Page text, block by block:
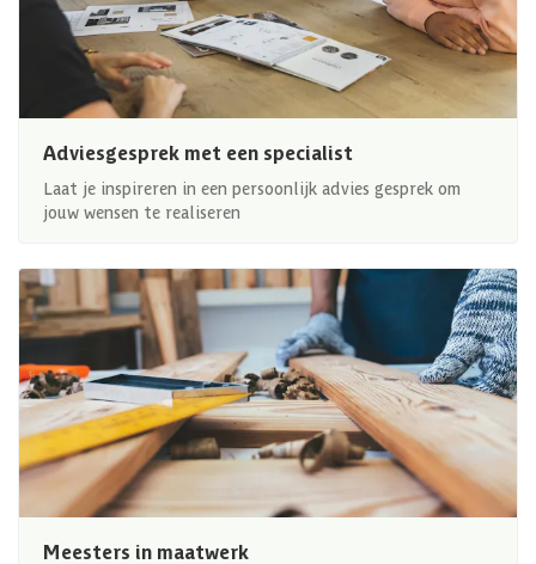
Adviesgesprek met een specialist
Laat je inspireren in een persoonlijk advies gesprek om
jouw wensen te realiseren
Meesters in maatwerk